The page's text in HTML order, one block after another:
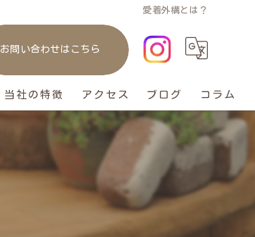
愛着外構とは？
お問い合わせはこちら
当社の特徴
リフォーム
アクセス ブログ コラム